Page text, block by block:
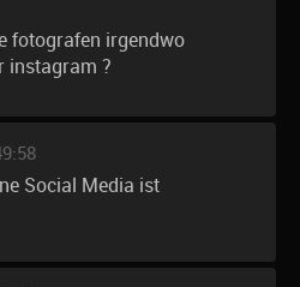
fotografen irgendwo
instagram ?
Social Media ist